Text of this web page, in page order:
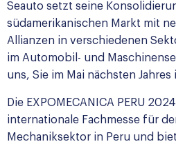
Seauto setzt seine
südamerikanischen Markt mit
Allianzen in verschiedenen
im Automobil- und
uns, Sie im Mai nächsten
Die EXPOMECANICA PERU
internationale Fachmesse für
Mechaniksektor in Peru und